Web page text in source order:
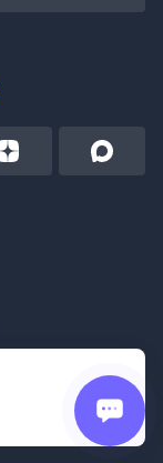
(Приказ № 321 от
текстов возможно
Страна.